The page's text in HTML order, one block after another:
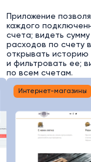
Приложение
каждого
счета; видеть
расходов по счету
открывать
и фильтровать ее;
по всем счетам.
Интернет-магазины